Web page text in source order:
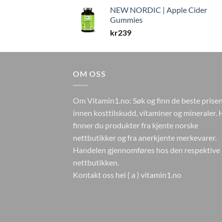
NEW NORDIC | Apple Cider
Gummies
kr239
OM OSS
Om Vitamin1.no: Søk og finn de beste
innen kosttilskudd, vitaminer og mineraler.
finner du produkter fra kjente norske
nettbutikker og fra anerkjente merkevarer.
Handelen gjennomføres hos den respektive
nettbutikken.
Kontakt oss hei ( a ) vitamin1.no